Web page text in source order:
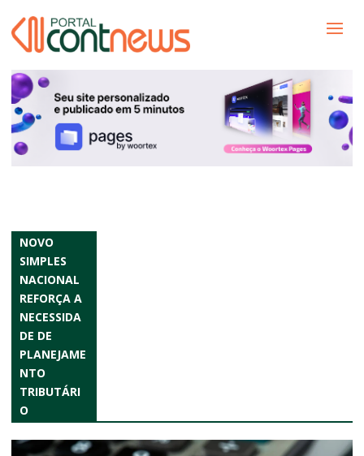
NOVO
SIMPLES
NACIONAL
REFORÇA A
NECESSIDA
DE DE
PLANEJAME
NTO
TRIBUTÁRI
O